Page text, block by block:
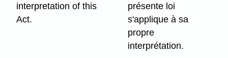
interpretation of this
Act.
présente loi
s'applique à sa
propre
interprétation.